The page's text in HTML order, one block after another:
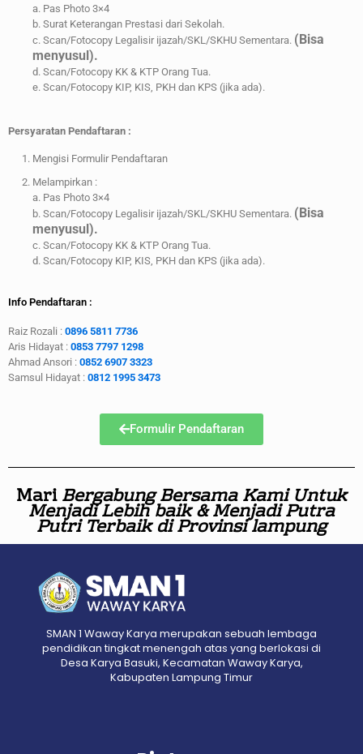
a. Pas Photo 3×4
b. Surat Keterangan Prestasi dari Sekolah.
c. Scan/Fotocopy Legalisir ijazah/SKL/SKHU Sementara. (Bisa
menyusul).
d. Scan/Fotocopy KK & KTP Orang Tua.
e. Scan/Fotocopy KIP, KIS, PKH dan KPS (jika ada).
Persyaratan Pendaftaran :
Mengisi Formulir Pendaftaran
Melampirkan :
a. Pas Photo 3×4
b. Scan/Fotocopy Legalisir ijazah/SKL/SKHU Sementara. (Bisa
menyusul).
c. Scan/Fotocopy KK & KTP Orang Tua.
d. Scan/Fotocopy KIP, KIS, PKH dan KPS (jika ada).
Info Pendaftaran :
Raiz Rozali : 0896 5811 7736
Aris Hidayat : 0853 7797 1298
Ahmad Ansori : 0852 6907 3323
Samsul Hidayat : 0812 1995 3473
Formulir Pendaftaran
MariBergabung Bersama Kami Untuk
Menjadi Lebih baik & Menjadi Putra
Putri Terbaik di Provinsi lampung
SMAN 1 Waway Karya merupakan sebuah lembaga
pendidikan tingkat menengah atas yang berlokasi di
Desa Karya Basuki, Kecamatan Waway Karya,
Kabupaten Lampung Timur